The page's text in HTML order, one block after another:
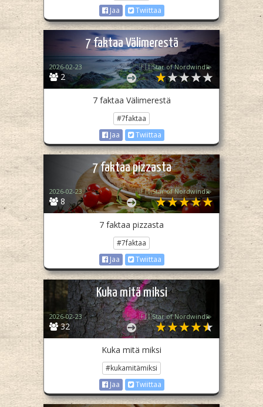
Jaa
Twiittaa
7 faktaa Välimerestä
2
2026-02-23 🇫🇮Star of Nordwind💫
7 faktaa Välimerestä
#7faktaa
Jaa
Twiittaa
7 faktaa pizzasta
8
2026-02-23 🇫🇮Star of Nordwind💫
7 faktaa pizzasta
#7faktaa
Jaa
Twiittaa
Kuka mitä miksi
32
2026-02-23 🇫🇮Star of Nordwind💫
Kuka mitä miksi
#kukamitämiksi
Jaa
Twiittaa